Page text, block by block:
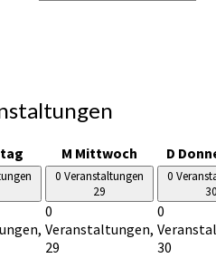
M Mittwoch D
0 Veranstaltungen
29
0
Veranstaltungen,
29
0
0
30